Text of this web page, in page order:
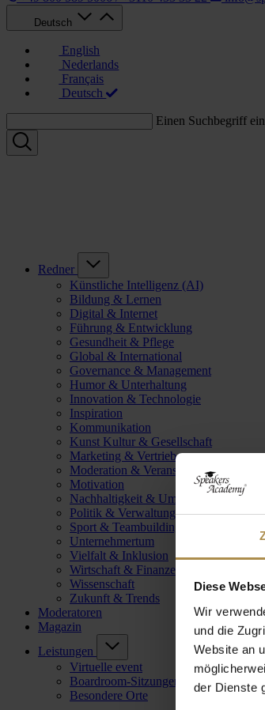
Diese
Wir
und die
Website an
der Dienste
Deutsch
English
Nederlands
Français
Deutsch
Einen Suchbegriff
Redner
Künstliche Intelligenz (AI)
Bildung & Lernen
Digital & Internet
Führung & Entwicklung
Gesundheit & Pflege
Global & International
Governance & Management
Humor & Unterhaltung
Innovation & Technologie
Inspiration
Kommunikation
Kunst Kultur & Gesellschaft
Marketing & Vertrieb
Moderation & Veranstaltungsleitung
Motivation
Nachhaltigkeit & Umwelt
Politik & Verwaltung
Sport & Teambuilding
Unternehmertum
Vielfalt & Inklusion
Wirtschaft & Finanzen
Wissenschaft
Zukunft & Trends
Moderatoren
Magazin
Leistungen
Virtuelle event
Boardroom-Sitzungen
Besondere Orte